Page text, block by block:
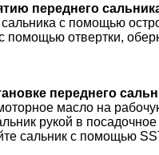
переднего
с помощью
помощью отвертки,
переднего
масло на
рукой в
сальник с помощью